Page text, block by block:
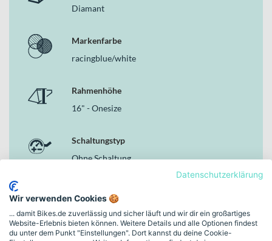
Diamant
Markenfarbe
racingblue/white
Rahmenhöhe
16" - Onesize
Schaltungstyp
Ohne Schaltung
Datenschutzerklärung
Wir verwenden Cookies 🍪
... damit Bikes.de zuverlässig und sicher läuft und wir dir ein großartiges
Website-Erlebnis bieten können. Weitere Details und alle Optionen findest
du unter dem Punkt "Einstellungen". Dort kannst du deine Cookie-